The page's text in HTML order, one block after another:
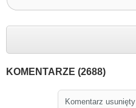
KOMENTARZE (2688)
Komentarz usunięty